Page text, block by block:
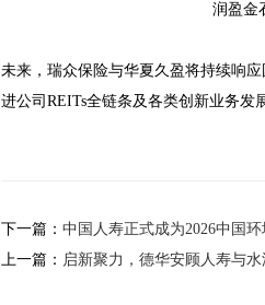
润盈金
未来，瑞众保险与华夏久盈将持续响
进公司REITs全链条及各类创新业务发
下一篇： 中国人寿正式成为2026中国
上一篇： 启新聚力，德华安顾人寿与